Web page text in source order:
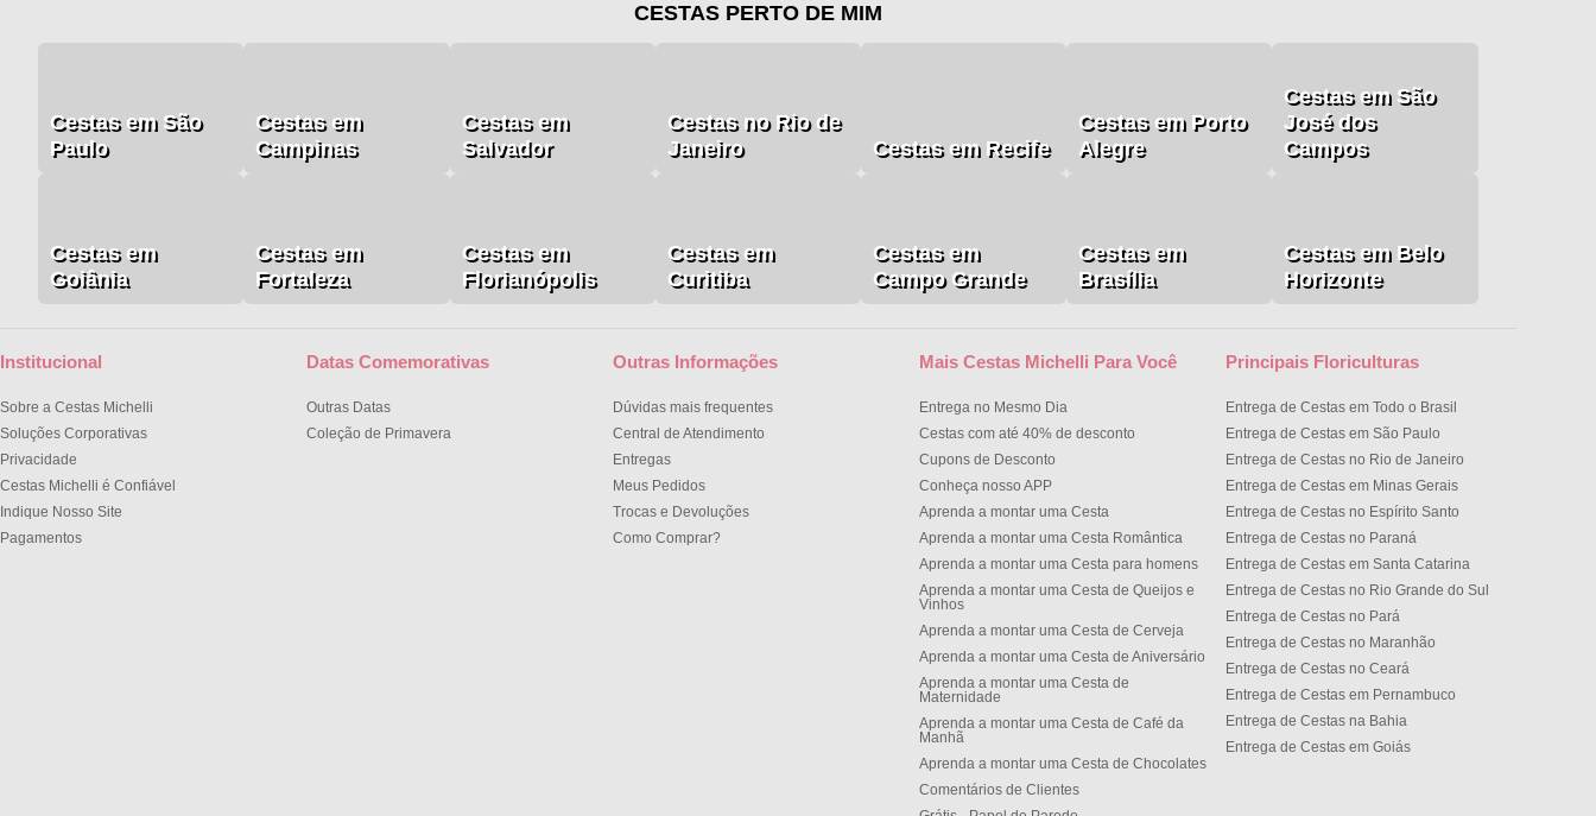
CESTAS PERTO DE MIM
Cestas em São
Paulo
Cestas em
Campinas
Cestas em
Salvador
Cestas no Rio de
Janeiro
Cestas em Recife
Cestas em Porto
Alegre
Cestas em São
José dos
Campos
Cestas em
Goiânia
Cestas em
Fortaleza
Cestas em
Florianópolis
Cestas em
Curitiba
Cestas em
Campo Grande
Cestas em
Brasília
Cestas em Belo
Horizonte
Institucional
Sobre a Cestas Michelli
Soluções Corporativas
Privacidade
Cestas Michelli é Confiável
Indique Nosso Site
Pagamentos
Datas Comemorativas
Outras Datas
Coleção de Primavera
Outras Informações
Dúvidas mais frequentes
Central de Atendimento
Entregas
Meus Pedidos
Trocas e Devoluções
Como Comprar?
Mais Cestas Michelli Para Você
Entrega no Mesmo Dia
Cestas com até 40% de desconto
Cupons de Desconto
Conheça nosso APP
Aprenda a montar uma Cesta
Aprenda a montar uma Cesta Romântica
Aprenda a montar uma Cesta para homens
Aprenda a montar uma Cesta de Queijos e
Vinhos
Aprenda a montar uma Cesta de Cerveja
Aprenda a montar uma Cesta de Aniversário
Aprenda a montar uma Cesta de
Maternidade
Aprenda a montar uma Cesta de Café da
Manh
Aprenda a montar uma Cesta de Chocolates
Comentários de Clientes
Principais Floriculturas
Entrega de Cestas em Todo o Brasil
Entrega de Cestas em São Paulo
Entrega de Cestas no Rio de Janeiro
Entrega de Cestas em Minas Gerais
Entrega de Cestas no Espírito Santo
Entrega de Cestas no Paran
Entrega de Cestas em Santa Catarina
Entrega de Cestas no Rio Grande do Sul
Entrega de Cestas no Par
Entrega de Cestas no Maranhão
Entrega de Cestas no Cear
Entrega de Cestas em Pernambuco
Entrega de Cestas na Bahia
Entrega de Cestas em Goiás